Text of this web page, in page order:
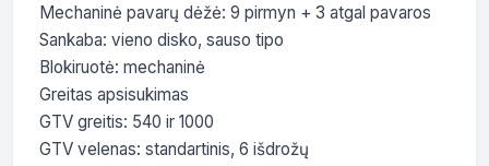
Mechaninė pavarų dėžė: 9 pirmyn + 3 atgal pavaros
Sankaba: vieno disko, sauso tipo
Blokiruotė: mechaninė
Greitas apsisukimas
GTV greitis: 540 ir 1000
GTV velenas: standartinis, 6 išdrožų